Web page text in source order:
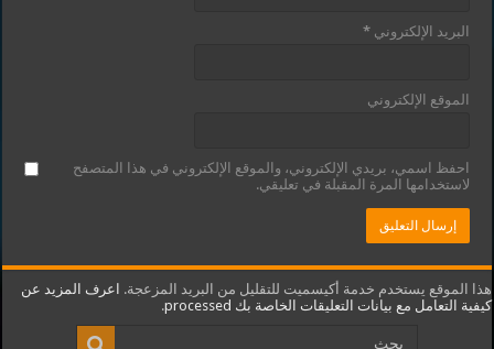
البريد الإلكتروني*
الموقع الإلكتروني
احفظ اسمي، بريدي الإلكتروني، والموقع الإلكتروني في هذا المتصفح
لاستخدامها المرة المقبلة في تعليقي.
هذا الموقع يستخدم خدمة أكيسميت للتقليل من البريد المزعجة. اعرف المزيد عن
كيفية التعامل مع بيانات التعليقات الخاصة بك processed
.